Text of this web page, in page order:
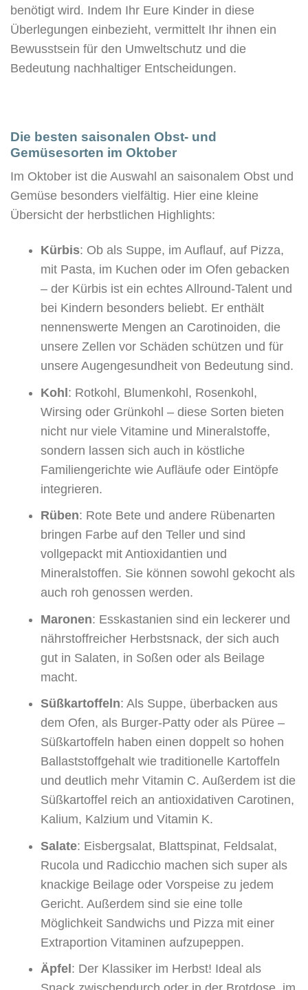
benötigt wird. Indem Ihr Eure Kinder in diese
Überlegungen einbezieht, vermittelt Ihr ihnen ein
Bewusstsein für den Umweltschutz und die
Bedeutung nachhaltiger Entscheidungen.
Die besten saisonalen Obst- und
Gemüsesorten im Oktober
Im Oktober ist die Auswahl an saisonalem Obst und
Gemüse besonders vielfältig. Hier eine kleine
Übersicht der herbstlichen Highlights:
Kürbis: Ob als Suppe, im Auflauf, auf Pizza,
mit Pasta, im Kuchen oder im Ofen gebacken
– der Kürbis ist ein echtes Allround-Talent und
bei Kindern besonders beliebt. Er enthält
nennenswerte Mengen an Carotinoiden, die
unsere Zellen vor Schäden schützen und für
unsere Augengesundheit von Bedeutung sind.
Kohl: Rotkohl, Blumenkohl, Rosenkohl,
Wirsing oder Grünkohl – diese Sorten bieten
nicht nur viele Vitamine und Mineralstoffe,
sondern lassen sich auch in köstliche
Familiengerichte wie Aufläufe oder Eintöpfe
integrieren.
Rüben: Rote Bete und andere Rübenarten
bringen Farbe auf den Teller und sind
vollgepackt mit Antioxidantien und
Mineralstoffen. Sie können sowohl gekocht als
auch roh genossen werden.
Maronen: Esskastanien sind ein leckerer und
nährstoffreicher Herbstsnack, der sich auch
gut in Salaten, in Soßen oder als Beilage
macht.
Süßkartoffeln: Als Suppe, überbacken aus
dem Ofen, als Burger-Patty oder als Püree –
Süßkartoffeln haben einen doppelt so hohen
Ballaststoffgehalt wie traditionelle Kartoffeln
und deutlich mehr Vitamin C. Außerdem ist die
Süßkartoffel reich an antioxidativen Carotinen,
Kalium, Kalzium und Vitamin K.
Salate: Eisbergsalat, Blattspinat, Feldsalat,
Rucola und Radicchio machen sich super als
knackige Beilage oder Vorspeise zu jedem
Gericht. Außerdem sind sie eine tolle
Möglichkeit Sandwichs und Pizza mit einer
Extraportion Vitaminen aufzupeppen.
Äpfel : Der Klassiker im Herbst! Ideal als